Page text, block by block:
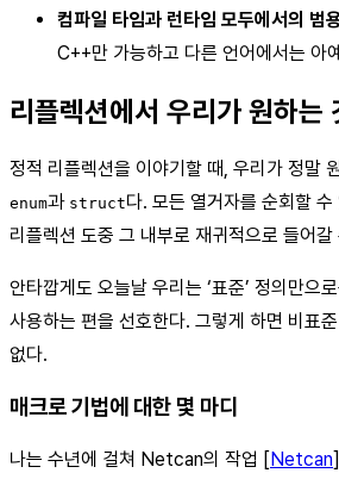
컴파일 타임과 런타임 모두에서의 범
C++만 가능하고 다른 언어에서는 아
리플렉션에서 우리가 원하는
정적 리플렉션을 이야기할 때, 우리가 정말
enum과 struct다. 모든 열거자를 순회할
리플렉션 도중 그 내부로 재귀적으로 들어
안타깝게도 오늘날 우리는 ‘표준’ 정의만
사용하는 편을 선호한다. 그렇게 하면 비표
없다.
매크로 기법에 대한 몇 마디
나는 수년에 걸쳐 Netcan의 작업 [Netcan